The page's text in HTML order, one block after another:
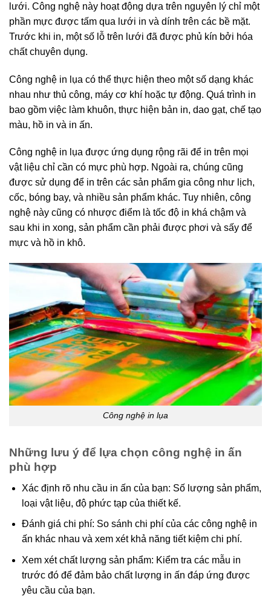
lưới. Công nghệ này hoạt động dựa trên nguyên lý chỉ một
phần mực được tấm qua lưới in và dính trên các bề mặt.
Trước khi in, một số lỗ trên lưới đã được phủ kín bởi hóa
chất chuyên dụng.
Công nghệ in lụa có thể thực hiện theo một số dạng khác
nhau như thủ công, máy cơ khí hoặc tự động. Quá trình in
bao gồm việc làm khuôn, thực hiện bản in, dao gạt, chế tạo
màu, hồ in và in ấn.
Công nghệ in lụa được ứng dụng rộng rãi để in trên mọi
vật liệu chỉ cần có mực phù hợp. Ngoài ra, chúng cũng
được sử dụng để in trên các sản phẩm gia công như lịch,
cốc, bóng bay, và nhiều sản phẩm khác. Tuy nhiên, công
nghệ này cũng có nhược điểm là tốc độ in khá chậm và
sau khi in xong, sản phẩm cần phải được phơi và sấy để
mực và hồ in khô.
Công nghệ in lụa
Những lưu ý để lựa chọn công nghệ in ấn
phù hợp
Xác định rõ nhu cầu in ấn của bạn: Số lượng sản phẩm,
loại vật liệu, độ phức tạp của thiết kế.
Đánh giá chi phí: So sánh chi phí của các công nghệ in
ấn khác nhau và xem xét khả năng tiết kiệm chi phí.
Xem xét chất lượng sản phẩm: Kiểm tra các mẫu in
trước đó để đảm bảo chất lượng in ấn đáp ứng được
yêu cầu của bạn.